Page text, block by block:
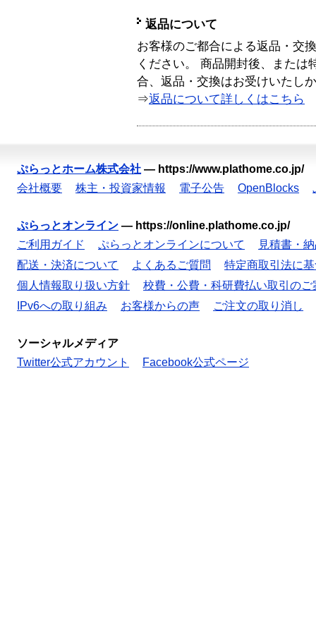
返品について
お客様のご都合による返品・交
ください。 商品開封後、または
合、返品・交換はお受けいたし
⇒返品について詳しくはこちら
ぷらっとホーム株式会社 — https://www.plathome.co.jp/
会社概要
株主・投資家情報 電子公告 OpenBlocks
ぷらっとオンライン — https://online.plathome.co.jp/
ご利用ガイド
ぷらっとオンラインについて
見積書・
配送・決済について
よくあるご質問
特定商取引法に
個人情報取り扱い方針
校費・公費・科研費払い取引のご
IPv6への取り組み
お客様からの声 ご注文の取り消し
ソーシャルメディア
Twitter公式アカウント
Facebook公式ページ